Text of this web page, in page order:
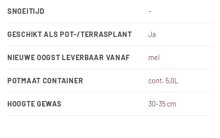
SNOEITIJD –
GESCHIKT ALS POT-/TERRASPLANT Ja
NIEUWE OOGST LEVERBAAR VANAF mei
POTMAAT CONTAINER cont. 5,0L
HOOGTE GEWAS 30-35 cm